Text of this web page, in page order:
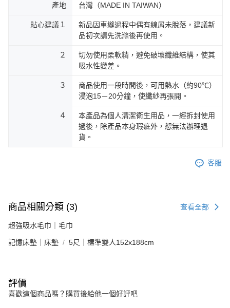
產地 台灣（MADE IN TAIWAN）
貼心建議１
新品因車縫過程中偶有線屑未脫落，建議新
品初次請先洗滌後再使用。
２
切勿使用柔軟精，避免破壞纖維結構，使其
吸水性變差。
３
商品使用一段時間後，可用熱水（約90℃）
浸泡15－20分鐘，使纖紗再張開。
４
本產品為個人清潔衛生用品，一經拆封使用
過後，除產品本身瑕疵外，恕無法辦理退
貨。
客服
商品相關分類 (3) 查看全部
超強吸水毛巾｜毛巾
記憶床墊｜床墊 5尺｜標準雙人152x188cm
評價
喜歡這個商品嗎？購買後給他一個好評吧